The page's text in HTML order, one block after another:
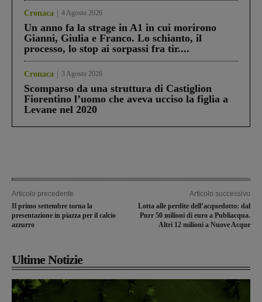
Cronaca 4 Agosto 2026
Un anno fa la strage in A1 in cui morirono
Gianni, Giulia e Franco. Lo schianto, il
processo, lo stop ai sorpassi fra tir....
Cronaca 3 Agosto 2026
Scomparso da una struttura di Castiglion
Fiorentino l’uomo che aveva ucciso la figlia a
Levane nel 2020
Articolo precedente
Il primo settembre torna la
presentazione in piazza per il calcio
azzurro
Articolo successivo
Lotta alle perdite dell’acquedotto: dal
Pnrr 50 milioni di euro a Publiacqua.
Altri 12 milioni a Nuove Acque
Ultime Notizie